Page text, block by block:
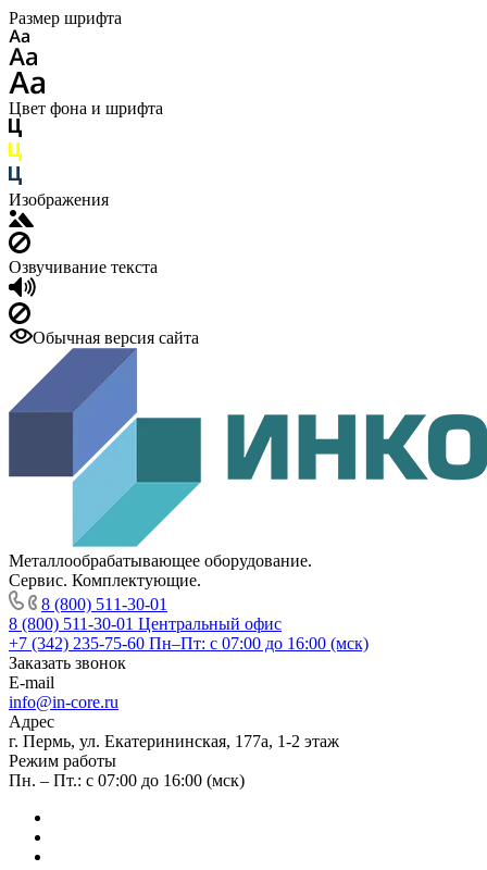
Размер шрифта
Цвет фона и шрифта
Изображения
Озвучивание текста
Обычная версия сайта
Металлообрабатывающее оборудование.
Сервис. Комплектующие.
8 (800) 511-30-01
8 (800) 511-30-01 Центральный офис
+7 (342) 235-75-60 Пн–Пт: с 07:00 до 16:00 (мск)
Заказать звонок
E-mail
info@in-core.ru
Адрес
г. Пермь, ул. ​Екатерининская, 177а, ​1-2 этаж
Режим работы
Пн. – Пт.: с 07:00 до 16:00 (мск)